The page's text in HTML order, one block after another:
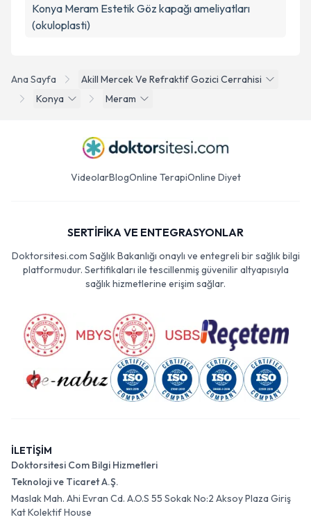
Ana Sayfa
Akill Mercek Ve Refraktif Gozici Cerrahisi
Konya
Meram
Konya Meram Estetik Göz kapağı ameliyatları
(okuloplasti)
VideolarBlogOnline TerapiOnline Diyet
SERTİFİKA VE ENTEGRASYONLAR
Doktorsitesi.com Sağlık Bakanlığı onaylı ve entegreli bir sağlık bilgi
platformudur. Sertifikaları ile tescillenmiş güvenilir altyapısıyla
sağlık hizmetlerine erişim sağlar.
İLETİŞİM
Doktorsitesi Com Bilgi Hizmetleri
Teknoloji ve Ticaret A.Ş.
Maslak Mah. Ahi Evran Cd. A.O.S 55 Sokak No:2 Aksoy Plaza Giriş
Kat Kolektif House